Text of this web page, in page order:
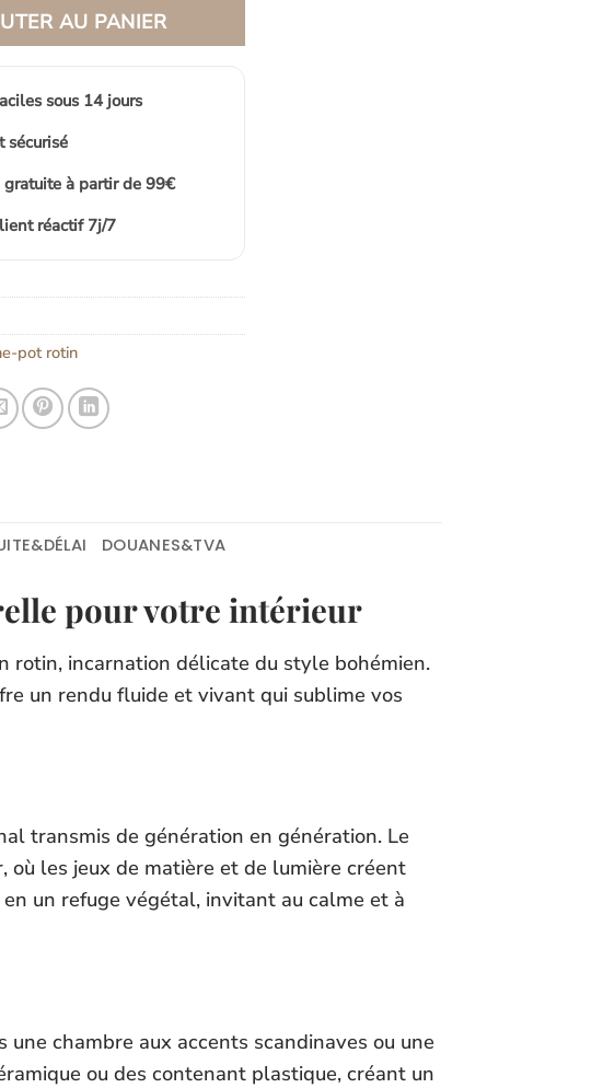
AU PANIER
sous 14 jours
sécurisé
gratuite à partir de 99€
réactif 7j/7
pot rotin
DOUANES&TVA
pour votre intérieur
rotin, incarnation délicate du style bohémien.
un rendu fluide et vivant qui sublime vos
transmis de génération en génération. Le
où les jeux de matière et de lumière créent
un refuge végétal, invitant au calme et à
chambre aux accents scandinaves ou une
ou des contenant plastique, créant un